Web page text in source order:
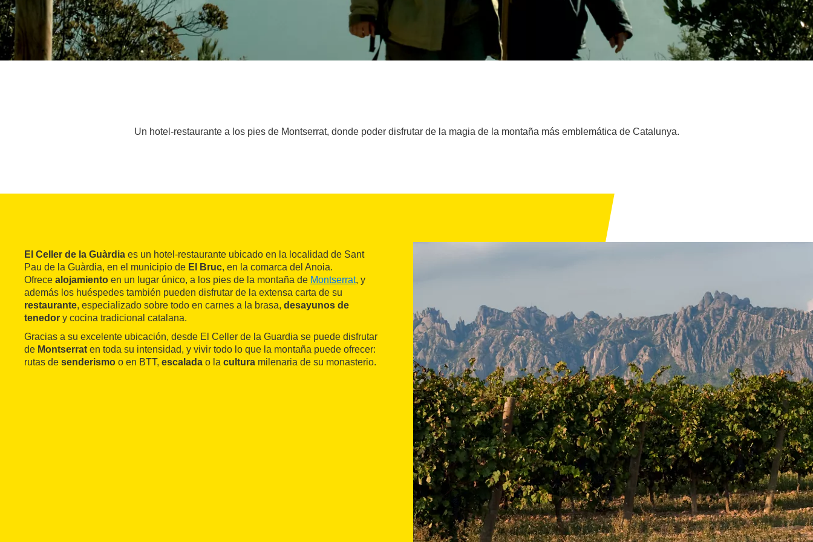
Un hotel-restaurante a los pies de Montserrat, donde poder disfrutar de la magia de la montaña más emblemática de Catalunya.
El Celler de la Guàrdia es un hotel-restaurante ubicado en la localidad de Sant
Pau de la Guàrdia, en el municipio de El Bruc, en la comarca del Anoia.
Ofrece alojamiento en un lugar único, a los pies de la montaña de Montserrat, y
además los huéspedes también pueden disfrutar de la extensa carta de su
restaurante, especializado sobre todo en carnes a la brasa, desayunos de
tenedor y cocina tradicional catalana.
Gracias a su excelente ubicación, desde El Celler de la Guardia se puede disfrutar
de Montserrat en toda su intensidad, y vivir todo lo que la montaña puede ofrecer:
rutas de senderismo o en BTT, escalada o la cultura milenaria de su monasterio.